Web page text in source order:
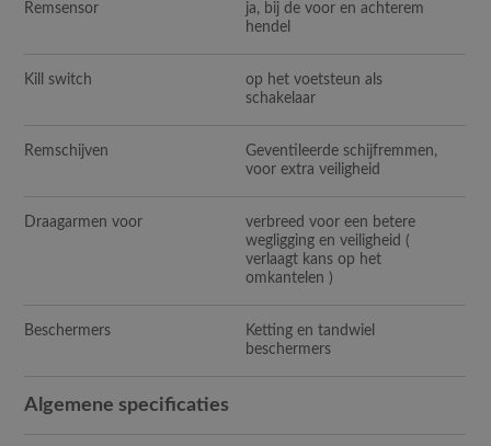
Remsensor
ja, bij de voor en achterem
hendel
Kill switch
op het voetsteun als
schakelaar
Remschijven
Geventileerde schijfremmen,
voor extra veiligheid
Draagarmen voor
verbreed voor een betere
wegligging en veiligheid (
verlaagt kans op het
omkantelen )
Beschermers
Ketting en tandwiel
beschermers
Algemene specificaties